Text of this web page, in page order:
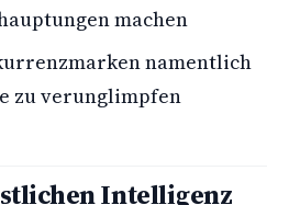
machen
namentlich
zu verunglimpfen
Intelligenz